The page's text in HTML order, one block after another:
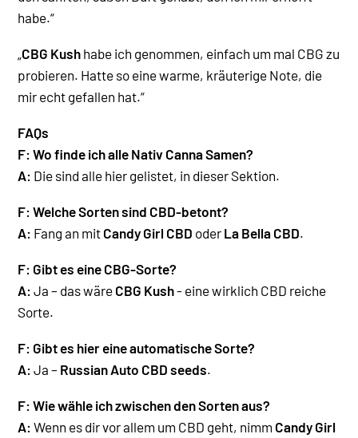
habe.“
CBG Kush habe ich genommen, einfach um mal CBG zu
probieren. Hatte so eine warme, kräuterige Note, die
mir echt gefallen hat.“
FAQs
F: Wo finde ich alle Nativ Canna Samen?
A: Die sind alle hier gelistet, in dieser Sektion.
F: Welche Sorten sind CBD-betont?
A: Fang an mit Candy Girl CBD oder La Bella CBD.
F: Gibt es eine CBG-Sorte?
A: Ja – das wäre CBG Kush- eine wirklich CBD reiche
Sorte.
F: Gibt es hier eine automatische Sorte?
A: Ja – Russian Auto CBD seeds.
F: Wie wähle ich zwischen den Sorten aus?
A: Wenn es dir vor allem um CBD geht, nimm Candy Girl